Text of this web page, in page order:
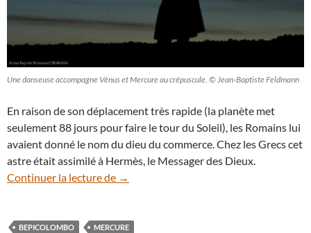
Une danseuse accompagne Vénus et Mercure au crépuscule. © Jean-Baptiste Feldmann
En raison de son déplacement très rapide (la planète met
seulement 88 jours pour faire le tour du Soleil), les Romains lui
avaient donné le nom du dieu du commerce. Chez les Grecs cet
astre était assimilé à Hermès, le Messager des Dieux.
Continuer la lecture de
Suivez le retour de Mercure au
→
BEPICOLOMBO MERCURE